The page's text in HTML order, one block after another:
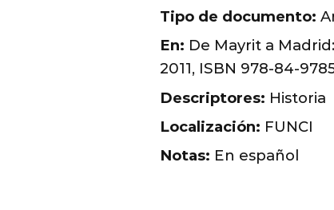
Tipo de documento:
En: De Mayrit a
2011, ISBN 978-84-
Descriptores: Historia
Localización: FUNCI
Notas: En español